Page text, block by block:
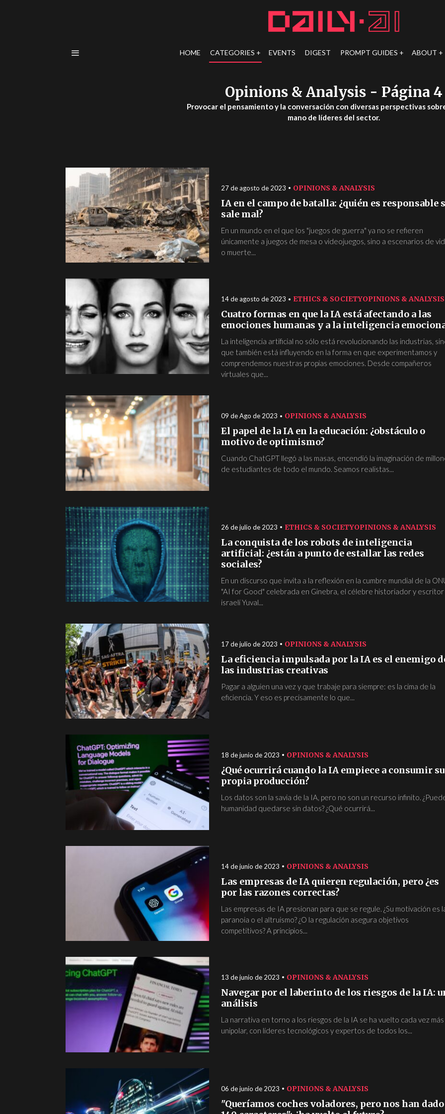
HOME CATEGORIES EVENTS DIGEST PROMPT GUIDES ABOUT
Opinions & Analysis - Página 4
Provocar el pensamiento y la conversación con diversas perspectivas
mano de líderes del sector.
27 de agosto de 2023 OPINIONS & ANALYSIS
IA en el campo de batalla: ¿quién es responsable
sale mal?
En un mundo en el que los "juegos de guerra" ya no se refieren
únicamente a juegos de mesa o videojuegos, sino a escenarios de
o muerte...
14 de agosto de 2023 ETHICS & SOCIETYOPINIONS & ANALYSIS
Cuatro formas en que la IA está afectando a las
emociones humanas y a la inteligencia
La inteligencia artificial no sólo está revolucionando las industrias,
que también está influyendo en la forma en que experimentamos y
comprendemos nuestras propias emociones. Desde compañeros
virtuales que...
09 de Ago de 2023 OPINIONS & ANALYSIS
El papel de la IA en la educación: ¿obstáculo o
motivo de optimismo?
Cuando ChatGPT llegó a las masas, encendió la imaginación de
de estudiantes de todo el mundo. Seamos realistas...
26 de julio de 2023 ETHICS & SOCIETYOPINIONS & ANALYSIS
La conquista de los robots de inteligencia
artificial: ¿están a punto de estallar las redes
sociales?
En un discurso que invita a la reflexión en la cumbre mundial de la
"AI for Good" celebrada en Ginebra, el célebre historiador y escritor
israelí Yuval...
17 de julio de 2023 OPINIONS & ANALYSIS
La eficiencia impulsada por la IA es el enemigo
las industrias creativas
Pagar a alguien una vez y que trabaje para siempre: es la cima de la
eficiencia. Y eso es precisamente lo que...
18 de junio de 2023 OPINIONS & ANALYSIS
¿Qué ocurrirá cuando la IA empiece a consumir su
propia producción?
Los datos son la savia de la IA, pero no son un recurso infinito.
humanidad quedarse sin datos? ¿Qué ocurrirá...
14 de junio de 2023 OPINIONS & ANALYSIS
Las empresas de IA quieren regulación, pero ¿es
por las razones correctas?
Las empresas de IA presionan para que se regule. ¿Su motivación es
paranoia o el altruismo? ¿O la regulación asegura objetivos
competitivos? A principios...
13 de junio de 2023 OPINIONS & ANALYSIS
Navegar por el laberinto de los riesgos de la IA:
análisis
La narrativa en torno a los riesgos de la IA se ha vuelto cada vez más
unipolar, con líderes tecnológicos y expertos de todos los...
06 de junio de 2023 OPINIONS & ANALYSIS
"Queríamos coches voladores, pero nos han dado